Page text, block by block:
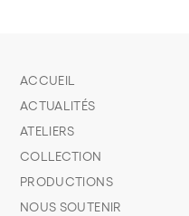
ACCUEIL
ACTUALITÉS
ATELIERS
COLLECTION
PRODUCTIONS
NOUS SOUTENIR